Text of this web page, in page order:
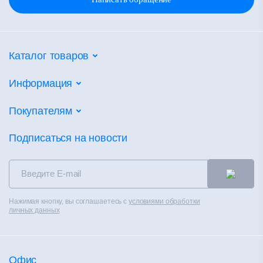
Каталог товаров
Потолочные системы
Напольные покрытия
Фальшпол
Теплоизоляция
Чистые помещения
Вентилируемые фасады
Информация
Партнеры
Новости
Контакты
Контакты
Покупателям
Калькуляторы
Альбом технических решений
Каталоги
Полезное
Подписаться на новости
Нажимая кнопку, вы соглашаетесь с условиями обработки
личных данных
Офис